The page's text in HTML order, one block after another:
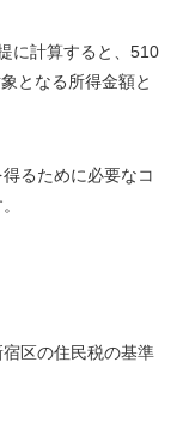
に計算すると、510
となる所得金額と
るために必要なコ
。
区の住民税の基準